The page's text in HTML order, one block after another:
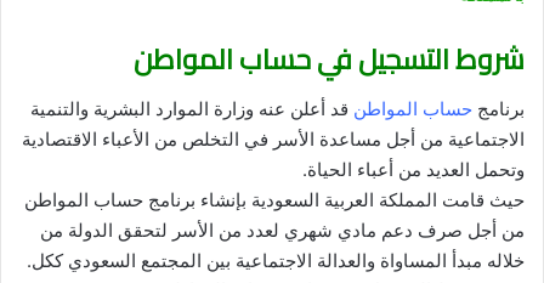
شروط التسجيل في حساب المواطن
برنامج حساب المواطن قد أعلن عنه وزارة الموارد البشرية والتنمية
الاجتماعية من أجل مساعدة الأسر في التخلص من الأعباء الاقتصادية
وتحمل العديد من أعباء الحياة.
حيث قامت المملكة العربية السعودية بإنشاء برنامج حساب المواطن
من أجل صرف دعم مادي شهري لعدد من الأسر لتحقق الدولة من
خلاله مبدأ المساواة والعدالة الاجتماعية بين المجتمع السعودي ككل.